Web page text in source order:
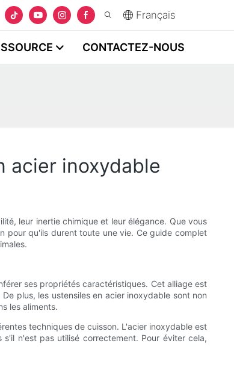
Français
CONTACTEZ-NOUS
acier inoxydable
leur inertie chimique et leur élégance. Que vous
pour qu'ils durent toute une vie. Ce guide complet
ses propriétés caractéristiques. Cet alliage est
plus, les ustensiles en acier inoxydable sont non
les aliments.
techniques de cuisson. L'acier inoxydable est
n'est pas utilisé correctement. Pour éviter cela,